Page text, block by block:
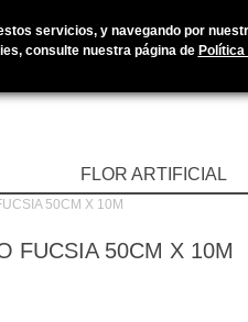
FLOR ARTIFICIAL
50CM X 10M
FUCSIA 50CM X 10M
servicios, y navegando por
consulte nuestra página de Política